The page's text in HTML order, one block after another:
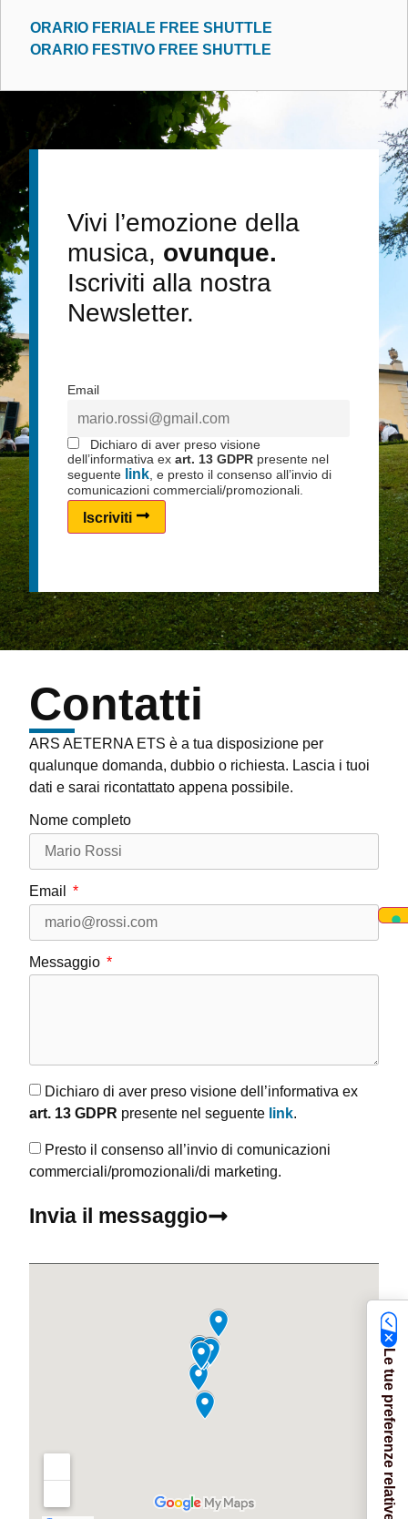
ORARIO FERIALE FREE SHUTTLE
ORARIO FESTIVO FREE SHUTTLE
Vivi l’emozione della
musica, ovunque.
Iscriviti alla nostra
Newsletter.
Email
Dichiaro di aver preso visione
dell’informativa ex art. 13 GDPR presente nel
seguente link , e presto il consenso all’invio di
comunicazioni commerciali/promozionali.
Iscriviti
Contatti
ARS AETERNA ETS è a tua disposizione per
qualunque domanda, dubbio o richiesta. Lascia i tuoi
dati e sarai ricontattato appena possibile.
Nome completo
Email
Messaggio
Dichiaro di aver preso visione dell’informativa ex
art. 13 GDPR presente nel seguente link.
Presto il consenso all’invio di comunicazioni
commerciali/promozionali/di marketing.
Invia il messaggio